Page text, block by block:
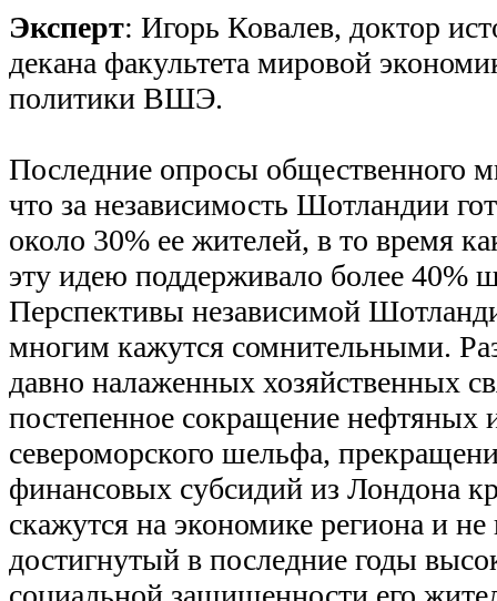
Эксперт: Игорь Ковалев, доктор
декана факультета мировой
политики ВШЭ.
Последние опросы общественного
что за независимость Шотландии
около 30% ее жителей, в то время
эту идею поддерживало более 40%
Перспективы независимой
многим кажутся сомнительными.
давно налаженных хозяйственных
постепенное сокращение нефтяных
североморского шельфа,
финансовых субсидий из Лондона
скажутся на экономике региона и не
достигнутый в последние годы